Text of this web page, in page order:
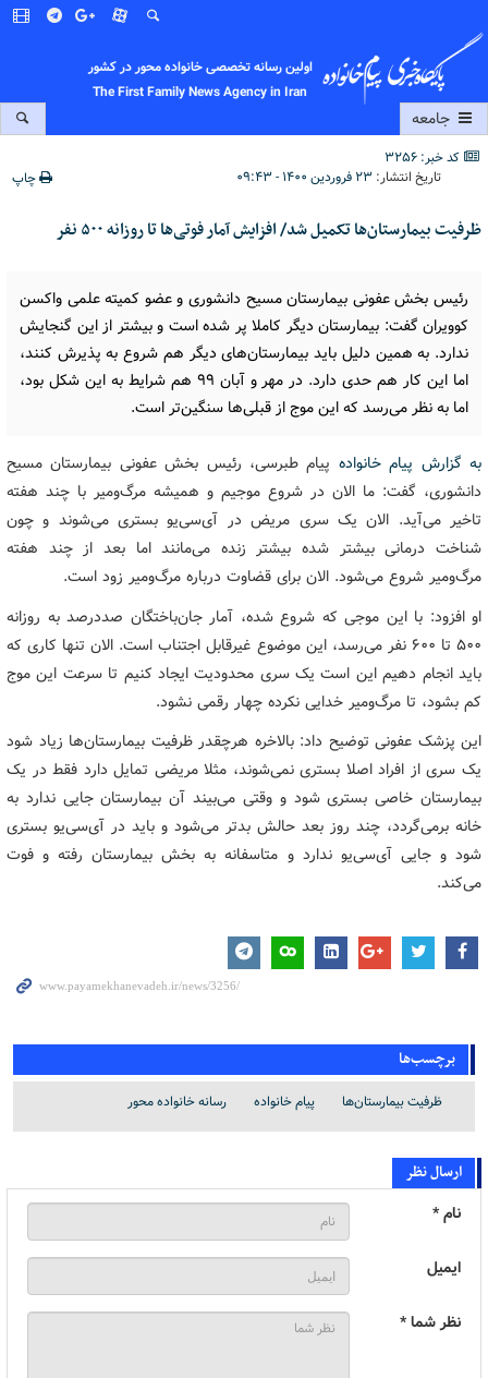
اولین رسانه تخصصی خانواده محور در کشور
The First Family News Agency in Iran
جامعه
کد خبر: 3256
تاریخ انتشار:۲۳ فروردین ۱۴۰۰ - ۰۹:۴۳ چاپ
ظرفیت بیمارستان‌ها تکمیل شد/ افزایش آمار فوتی‌ها تا روزانه ۵۰۰ نفر
رئیس بخش عفونی بیمارستان مسیح دانشوری و عضو کمیته علمی واکسن
کوویران گفت: بیمارستان دیگر کاملا پر شده است و بیشتر از این گنجایش
ندارد. به همین دلیل باید بیمارستان‌های دیگر هم شروع به پذیرش کنند،
اما این کار هم حدی دارد. در مهر و آبان ۹۹ هم شرایط به این شکل بود،
اما به نظر می‌رسد که این موج از قبلی‌ها سنگین‌تر است.
به گزارش پیام خانواده پیام طبرسی، رئیس بخش عفونی بیمارستان مسیح
دانشوری، گفت: ما الان در شروع موجیم و همیشه مرگ‌ومیر با چند هفته
تاخیر می‌آید. الان یک سری مریض در آی‌سی‌یو بستری می‌شوند و چون
شناخت درمانی بیشتر شده بیشتر زنده می‌مانند اما بعد از چند هفته
مرگ‌ومیر شروع می‌شود. الان برای قضاوت درباره مرگ‌ومیر زود است.
او افزود: با این موجی که شروع شده، آمار جان‌باختگان صددرصد به روزانه
۵۰۰ تا ۶۰۰ نفر می‌رسد، این موضوع غیرقابل اجتناب است. الان تنها کاری که
باید انجام دهیم این است یک سری محدودیت ایجاد کنیم تا سرعت این موج
کم بشود، تا مرگ‌ومیر خدایی نکرده چهار رقمی نشود.
این پزشک عفونی توضیح داد: بالاخره هرچقدر ظرفیت بیمارستان‌ها زیاد شود
یک سری از افراد اصلا بستری نمی‌شوند، مثلا مریضی تمایل دارد فقط در یک
بیمارستان خاصی بستری شود و وقتی می‌بیند آن بیمارستان جایی ندارد به
خانه برمی‌گردد، چند روز بعد حالش بدتر می‌شود و باید در آی‌سی‌یو بستری
شود و جایی آی‌سی‌یو ندارد و متاسفانه به بخش بیمارستان رفته و فوت
می‌کند.
برچسب‌ها
ظرفیت بیمارستان‌ها پیام خانواده رسانه خانواده محور
ارسال نظر
نام *
ایمیل
نظر شما *